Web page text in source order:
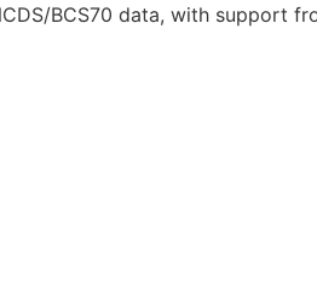
BCS70 data, with support